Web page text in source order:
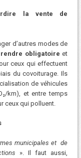
la vente de
d’autres modes de
rendre obligatoire et
ceux qui effectuent
du covoiturage. Ils
de véhicules
km), et entre temps
ceux qui polluent.
municipales et de
». Il faut aussi,